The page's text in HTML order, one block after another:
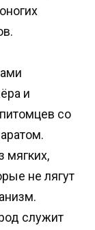
и
со
мягких,
не лягут
служит